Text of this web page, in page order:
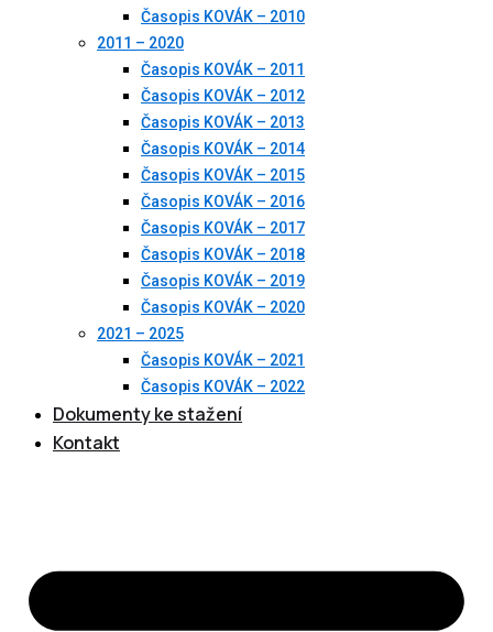
Časopis KOVÁK – 2010
2011 – 2020
Časopis KOVÁK – 2011
Časopis KOVÁK – 2012
Časopis KOVÁK – 2013
Časopis KOVÁK – 2014
Časopis KOVÁK – 2015
Časopis KOVÁK – 2016
Časopis KOVÁK – 2017
Časopis KOVÁK – 2018
Časopis KOVÁK – 2019
Časopis KOVÁK – 2020
2021 – 2025
Časopis KOVÁK – 2021
Časopis KOVÁK – 2022
Dokumenty ke stažení
Kontakt